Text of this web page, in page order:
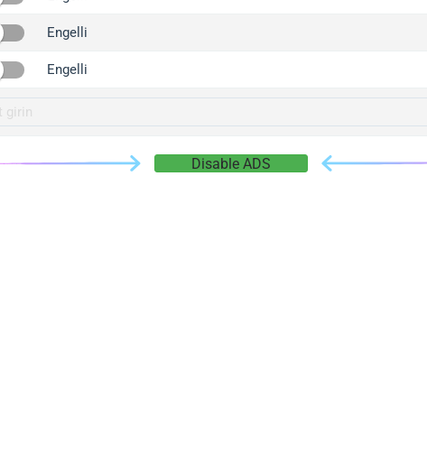
iplogger.co
2no.co
yip.su
iplogger.info
Engelli
Engelli
Disable ADS